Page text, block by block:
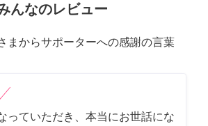
んなのレビュー
まからサポーターへの感謝の言葉
っていただき、本当にお世話にな